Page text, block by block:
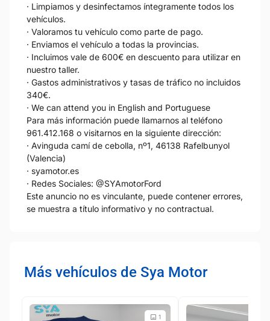
· Limpiamos y desinfectamos íntegramente todos los
vehículos.
· Valoramos tu vehículo como parte de pago.
· Enviamos el vehículo a todas la provincias.
· Incluimos vale de 600€ en descuento para utilizar en
nuestro taller.
· Gastos administrativos y tasas de tráfico no incluidos
340€.
· We can attend you in English and Portuguese
Para más información puede llamarnos al teléfono
961.412.168 o visitarnos en la siguiente dirección:
· Avinguda camí de cebolla, nº1, 46138 Rafelbunyol
(Valencia)
· syamotor.es
· Redes Sociales: @SYAmotorFord
Este anuncio no es vinculante, puede contener errores,
se muestra a título informativo y no contractual.
Más vehículos de Sya Motor
1